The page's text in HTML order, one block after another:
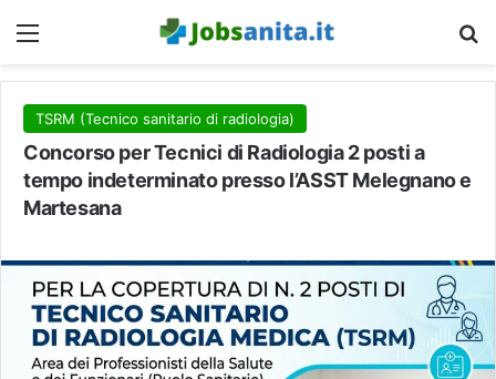
Menu
TSRM (Tecnico sanitario di radiologia)
Concorso per Tecnici di Radiologia 2 posti a
tempo indeterminato presso l’ASST Melegnano e
Martesana